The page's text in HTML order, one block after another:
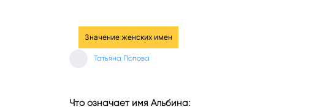
Значение женских имен
Татьяна Попова
Что означает имя Альбина: